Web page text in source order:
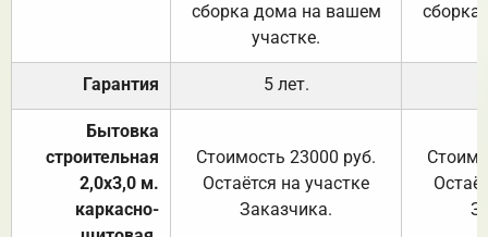
сборка дома на вашем
участке.
Гарантия 5 лет.
Бытовка
строительная
2,0х3,0 м.
каркасно-
Стоимость 23000 руб.
Остаётся на участке
Заказчика.